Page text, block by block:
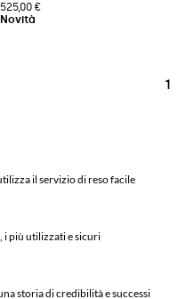
525,00 €
1
il servizio di reso facile
i più utilizzati e sicuri
storia di credibilità e successi